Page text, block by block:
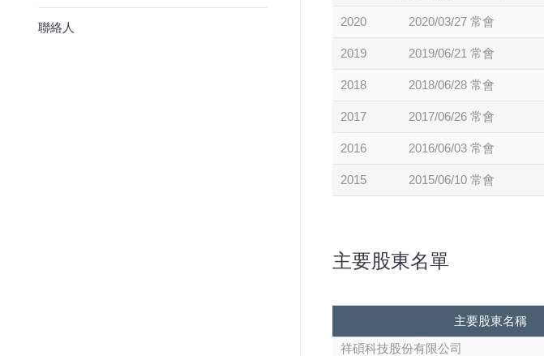
2020 2020/03/27 常會
2019 2019/06/21 常會
2018 2018/06/28 常會
2017 2017/06/26 常會
2016 2016/06/03 常會
2015 2015/06/10 常會
主要股東名單
主要股東名稱
祥碩科技股份有限公司
聯絡人